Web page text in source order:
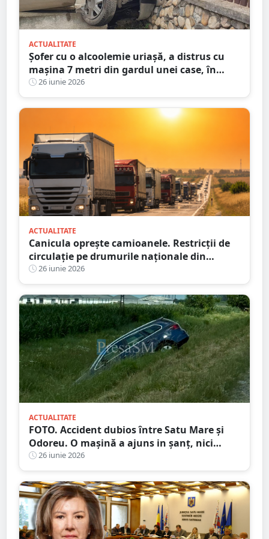
ACTUALITATE
Șofer cu o alcoolemie uriașă, a distrus cu
mașina 7 metri din gardul unei case, în
județul Satu Mare
26 iunie 2026
ACTUALITATE
Canicula oprește camioanele. Restricții de
circulație pe drumurile naționale din
județul Satu Mare
26 iunie 2026
ACTUALITATE
FOTO. Accident dubios între Satu Mare și
Odoreu. O mașină a ajuns in șanț, nici
urmă de sofer
26 iunie 2026